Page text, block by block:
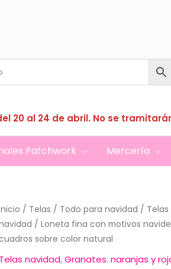
20 al 24 de abril. No se
Patchwork Mercería
/ Telas / Todo para navidad / Telas
/ Loneta fina con motivos
sobre color natural
Telas navidad,Granates. naranjas y